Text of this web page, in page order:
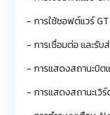
- การใช้ซอฟต์แวร์
- การเชื่อมต่อ และรับ
- การแสดงสถานะบิต
- การแสดงสถานะเวิร์